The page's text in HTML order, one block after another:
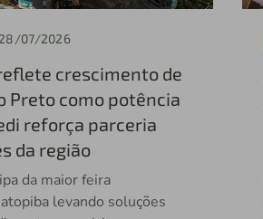
28/07/2026
crescimento de
Preto como potência
reforça parceria
da região
da maior feira
levando soluções